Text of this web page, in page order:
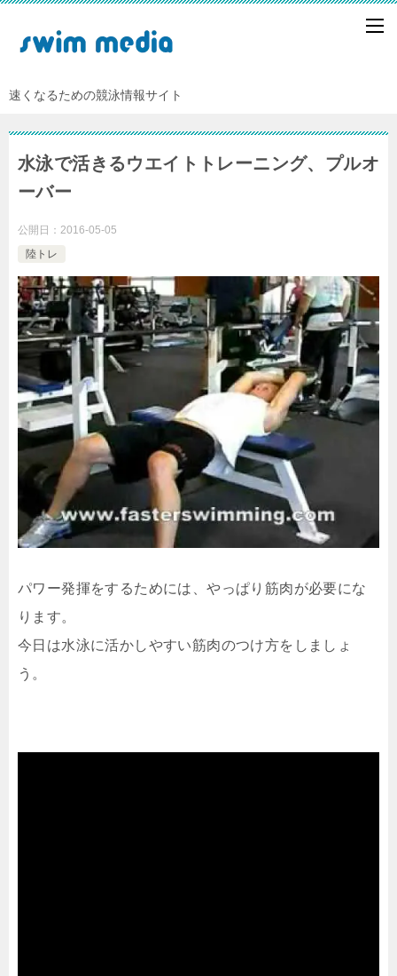
速くなるための競泳情報サイト
水泳で活きるウエイトトレーニング、プルオ
ーバー
公開日： 2016-05-05
陸トレ
パワー発揮をするためには、やっぱり筋肉が必要にな
ります。
今日は水泳に活かしやすい筋肉のつけ方をしましょ
う。